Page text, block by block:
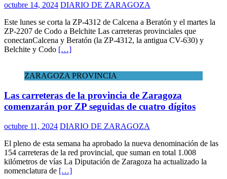
octubre 14, 2024 DIARIO DE ZARAGOZA
Este lunes se corta la ZP-4312 de Calcena a Beratón y el martes la
ZP-2207 de Codo a Belchite Las carreteras provinciales que
conectanCalcena y Beratón (la ZP-4312, la antigua CV-630) y
Belchite y Codo […]
ZARAGOZA PROVINCIA
Las carreteras de la provincia de Zaragoza
comenzarán por ZP seguidas de cuatro dígitos
octubre 11, 2024 DIARIO DE ZARAGOZA
El pleno de esta semana ha aprobado la nueva denominación de las
154 carreteras de la red provincial, que suman en total 1.008
kilómetros de vías La Diputación de Zaragoza ha actualizado la
nomenclatura de […]